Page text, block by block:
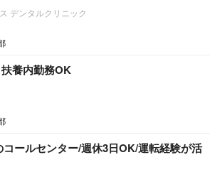
デンタルクリニック
養内勤務OK
ールセンター/週休3日OK/運転経験が活